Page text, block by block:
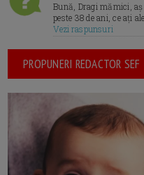
Bună, Dragi mămici,
peste 38 de ani, ce ați
Vezi raspunsuri
PROPUNERI REDACTOR SEF